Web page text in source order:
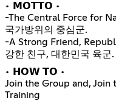
• 𝗠𝗢𝗧𝗧𝗢 •
-The Central Force for
국가방위의 중심군.
-A Strong Friend,
강한 친구, 대한민국 육군.
• 𝗛𝗢𝗪 𝗧𝗢 •
Join the Group and, Join
Training